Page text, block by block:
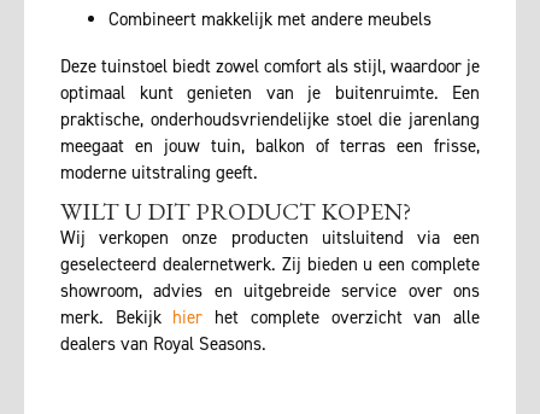
Combineert makkelijk met andere meubels
Deze tuinstoel biedt zowel comfort als stijl, waardoor je
optimaal kunt genieten van je buitenruimte. Een
praktische, onderhoudsvriendelijke stoel die jarenlang
meegaat en jouw tuin, balkon of terras een frisse,
moderne uitstraling geeft.
WILT U DIT PRODUCT KOPEN?
Wij verkopen onze producten uitsluitend via een
geselecteerd dealernetwerk. Zij bieden u een complete
showroom, advies en uitgebreide service over ons
merk. Bekijk hier het complete overzicht van alle
dealers van Royal Seasons.